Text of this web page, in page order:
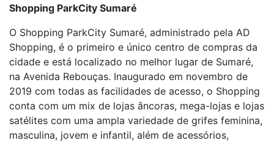
Shopping ParkCity Sumaré
O Shopping ParkCity Sumaré, administrado pela AD
Shopping, é o primeiro e único centro de compras da
cidade e está localizado no melhor lugar de Sumaré,
na Avenida Rebouças. Inaugurado em novembro de
2019 com todas as facilidades de acesso, o Shopping
conta com um mix de lojas âncoras, mega-lojas e lojas
satélites com uma ampla variedade de grifes feminina,
masculina, jovem e infantil, além de acessórios,